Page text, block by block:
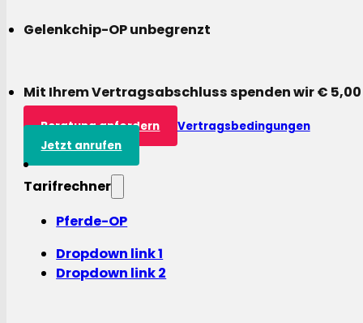
Gelenkchip-OP unbegrenzt
Mit Ihrem Vertragsabschluss spenden wir €
Beratung anfordern
Vertragsbedingungen
Jetzt anrufen
Tarifrechner
Pferde-OP
Dropdown link 1
Dropdown link 2